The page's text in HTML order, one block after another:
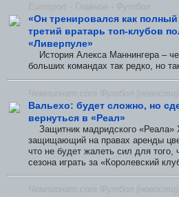
Eurosport - Главное - Футбол
«Он тренировался как полный
третий вратарь топ-клубов
«Ливерпуле»
История Алекса Маннингера –
больших командах так редко, но
Чемпионат.com Футбол (новости)
Вальехо: будет сложно, но
вернуться в «Реал»
Защитник мадридского «Реала»
защищающий на правах аренды
что не будет жалеть сил для
сезона играть за «Королевский
Чемпионат.com Футбол (новости)